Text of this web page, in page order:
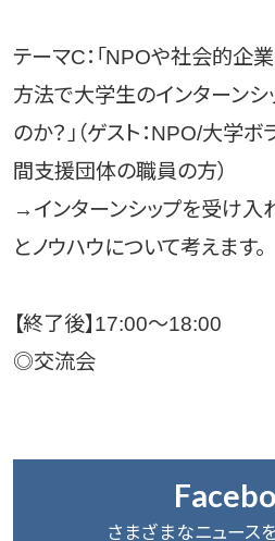
テーマC：「NPOや社会的企
方法で大学生のインターンシ
のか？」（ゲスト：NPO/大学
間支援団体の職員の方）
→インターンシップを受け入
とノウハウについて考えます。
【終了後】17:00～18:00
◎交流会
さまざまなニュース